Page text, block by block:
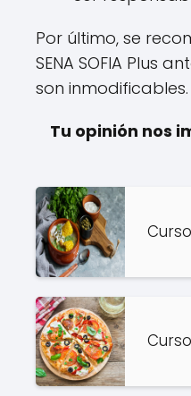
Por último, se
SENA SOFIA Plus
son inmodificables.
Tu opinión nos